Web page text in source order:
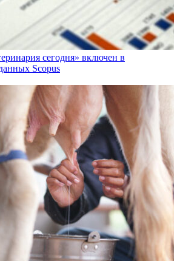
сегодня» включен в
Scopus